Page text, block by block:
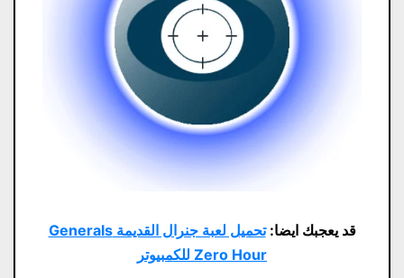
قد يعجبك ايضا:
تحميل لعبة جنرال القديمة Generals
Zero Hour للكمبيوتر